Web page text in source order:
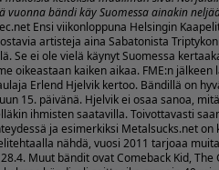
bändi käy Suomessa ainakin
Ensi viikonloppuna Helsingin
artisteja aina Sabatonista
Se ei ole vielä käynyt Suomessa
oikeastaan kaiken aikaa. FME:n
Erlend Hjelvik kertoo. Bändillä on
15. päivänä. Hjelvik ei osaa sanoa,
ihmisten saatavilla. Toivottavasti
ja esimerkiksi Metalsucks.net
nähdä, vuosi 2011 tarjoaa
Muut bändit ovat Comeback Kid,